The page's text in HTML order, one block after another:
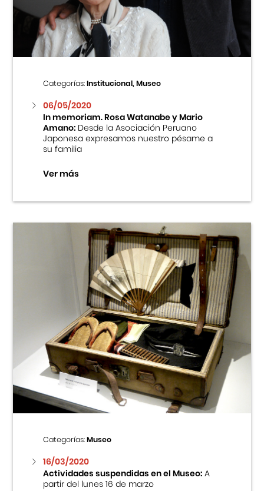
Centro Cultural Peruano Japonés
Cursos
Museo de la Inmigración Japonesa
Fondo Editorial
Teatro Peruano Japonés
Categorías:Institucional, Museo
06/05/2020
In memoriam. Rosa Watanabe y Mario
Amano:Desde la Asociación Peruano
Japonesa expresamos nuestro pésame a
su familia
Ver más
Categorías:Museo
16/03/2020
Actividades suspendidas en el Museo:A
partir del lunes 16 de marzo